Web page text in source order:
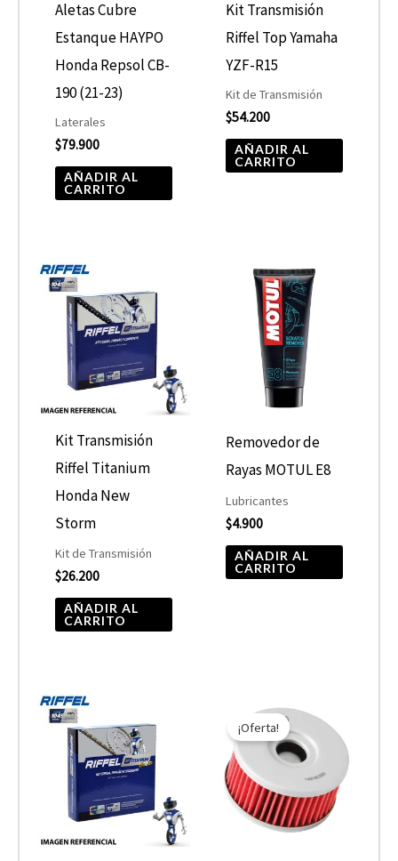
Aletas Cubre
Estanque HAYPO
Honda Repsol CB-
190 (21-23)
Laterales
$79.900
AÑADIR AL
CARRITO
Kit Transmisión
Riffel Top Yamaha
YZF-R15
Kit de Transmisión
$54.200
AÑADIR AL
CARRITO
Kit Transmisión
Riffel Titanium
Honda New
Storm
Kit de Transmisión
$26.200
AÑADIR AL
CARRITO
Removedor de
Rayas MOTUL E8
Lubricantes
$4.900
AÑADIR AL
CARRITO
¡Oferta!
precio
original
era:
$7.590.
precio
actual
es:
$3.795.